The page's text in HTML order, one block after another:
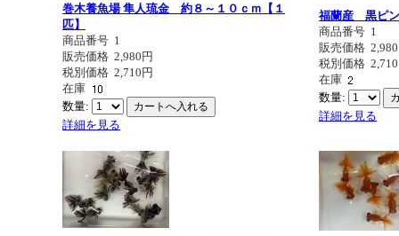
巻木養魚場 隼人琉金 約８～１０ｃｍ【１
匹】
商品番号 1
販売価格 2,980円
税別価格 2,710円
在庫
数量:
詳細を見る
福蘭産 黒ピ
商品番号 1
販売価格
税別価格
在庫
数量:
詳細を見る